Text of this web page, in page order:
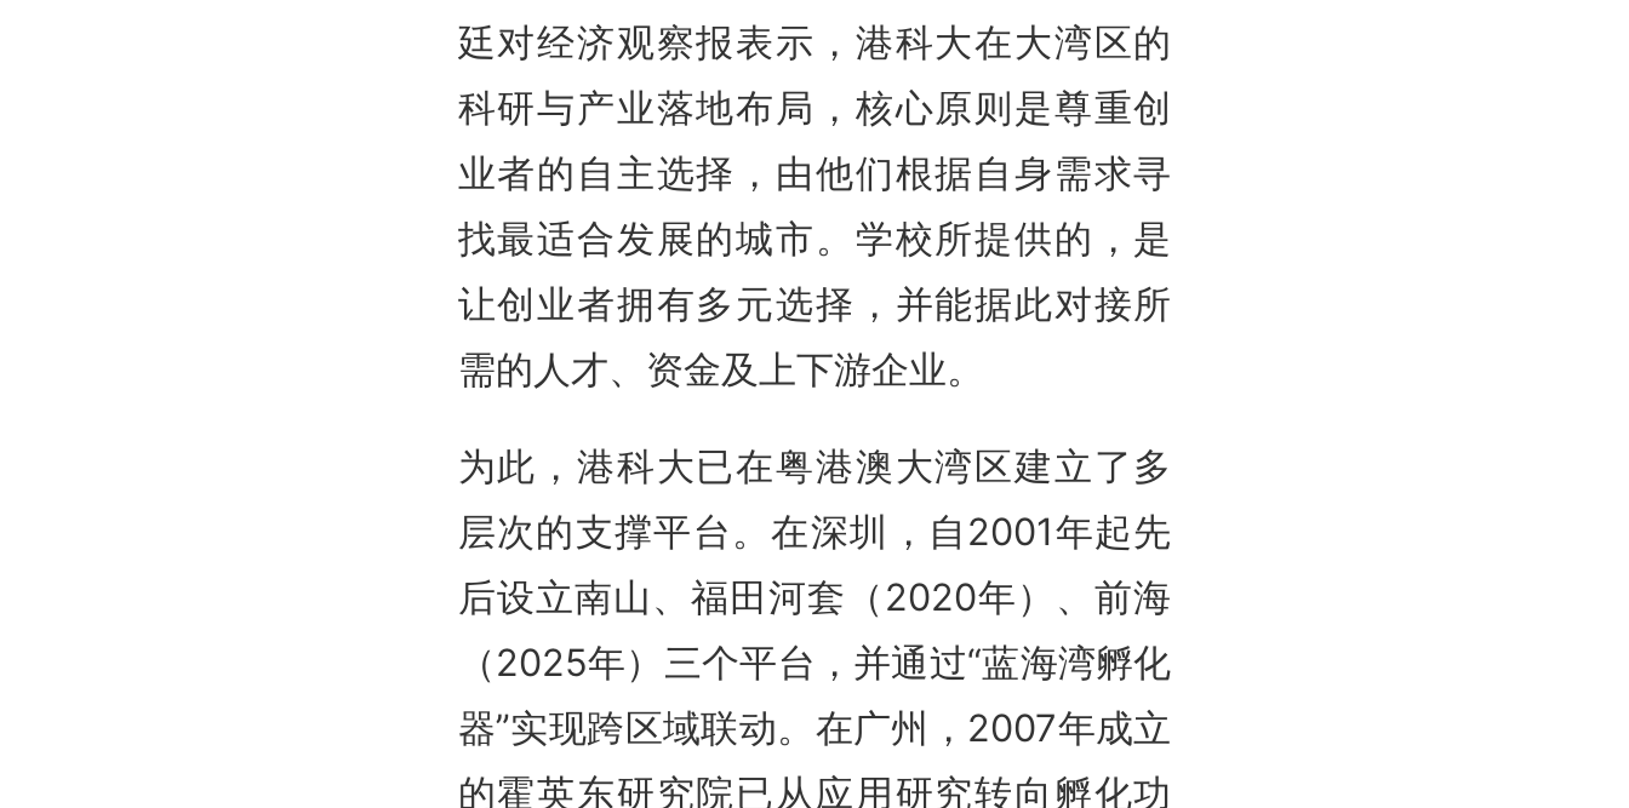
廷对经济观察报表示，港科大在大湾区的
科研与产业落地布局，核心原则是尊重创
业者的自主选择，由他们根据自身需求寻
找最适合发展的城市。学校所提供的，是
让创业者拥有多元选择，并能据此对接所
需的人才、资金及上下游企业。
为此，港科大已在粤港澳大湾区建立了多
层次的支撑平台。在深圳，自2001年起先
后设立南山、福田河套（2020年）、前海
（2025年）三个平台，并通过“蓝海湾孵化
器”实现跨区域联动。在广州，2007年成立
的霍英东研究院已从应用研究转向孵化功